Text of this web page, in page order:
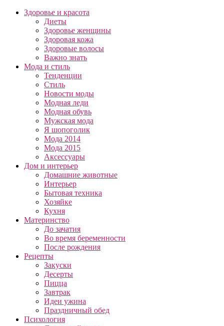
Здоровье и красота
Диеты
Здоровье женщины
Здоровая кожа
Здоровые волосы
Важно знать
Мода и стиль
Тенденции
Стиль
Новости моды
Модная леди
Модная обувь
Мужская мода
Я шопоголик
Мода 2014
Мода 2015
Аксессуары
Дом и интерьер
Домашние животные
Интерьер
Бытовая техника
Хозяйке
Кухня
Материнство
До зачатия
Во время беременности
После рождения
Рецепты
Закуски
Десерты
Пицца
Завтрак
Идеи ужина
Праздничный обед
Психология